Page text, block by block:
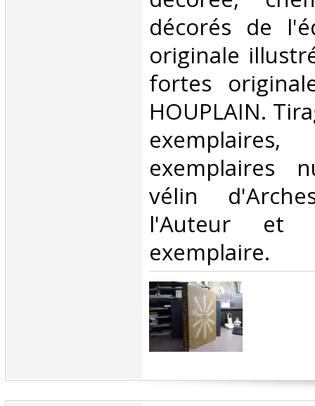
décorés de
originale
fortes
HOUPLAIN.
exemplaires
vélin
l'Auteur et
exemplaire.‎